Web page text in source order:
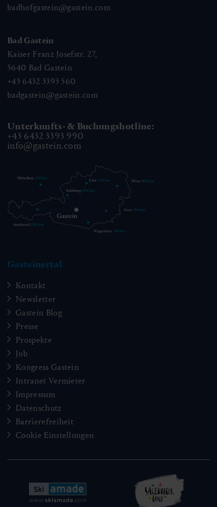
badhofgastein@gastein.com
Bad Gastein
Kaiser Franz Josefstr. 27,
5640 Bad Gastein
+43 6432 3393 560
badgastein@gastein.com
Unterkunfts- & Buchungshotline:
+43 6432 3393 990
info@gastein.com
Gasteinertal
Kontakt
Newsletter
Gastein Blog
Presse
Prospekte
Job
Kongress Gastein
Intranet Vermieter
Impressum
Datenschutz
Barrierefreiheit
Cookie Einstellungen